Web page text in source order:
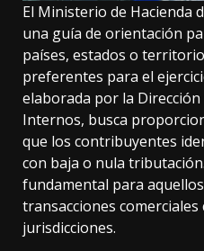
El Ministerio de Hacienda
una guía de orientación
países, estados o
preferentes para el
elaborada por la
Internos, busca
que los contribuyentes
con baja o nula
fundamental para
transacciones
jurisdicciones.